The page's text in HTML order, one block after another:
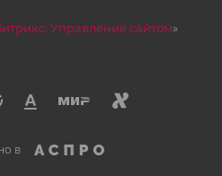
Управление сайтом»
в